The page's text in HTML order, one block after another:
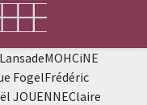
FogelFrédéric
JOUENNEClaire